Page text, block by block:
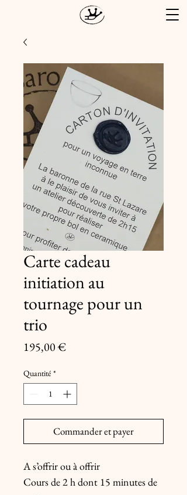
Carte cadeau
initiation au
tournage pour un
trio
195,00 €Prix
Quantité *
Commander et payer
A s’offrir ou à offrir
Cours de 2 h dont 15 minutes de